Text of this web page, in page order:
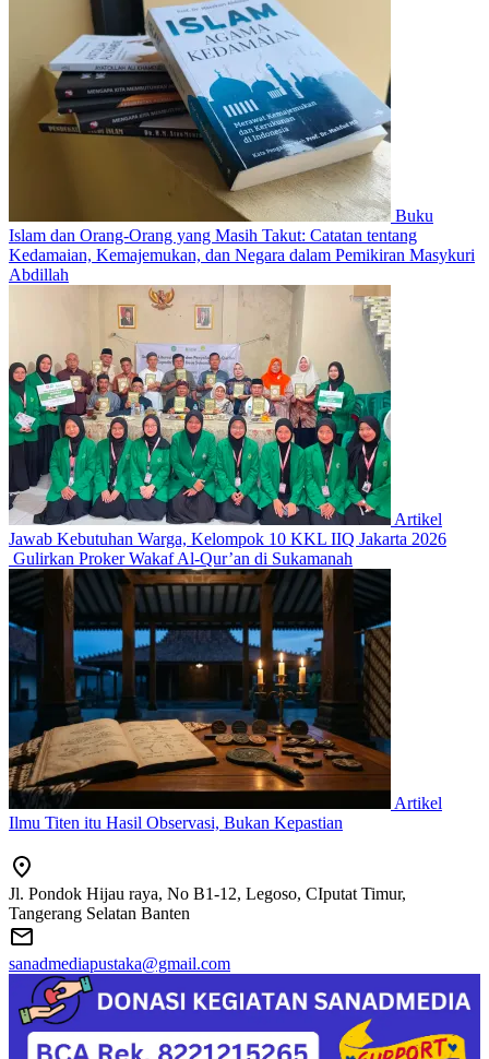
Buku
Islam dan Orang-Orang yang Masih Takut: Catatan tentang
Kedamaian, Kemajemukan, dan Negara dalam Pemikiran Masykuri
Abdillah
Artikel
Jawab Kebutuhan Warga, Kelompok 10 KKL IIQ Jakarta 2026
Gulirkan Proker Wakaf Al-Qur’an di Sukamanah
Artikel
Ilmu Titen itu Hasil Observasi, Bukan Kepastian
Jl. Pondok Hijau raya, No B1-12, Legoso, CIputat Timur,
Tangerang Selatan Banten
sanadmediapustaka@gmail.com